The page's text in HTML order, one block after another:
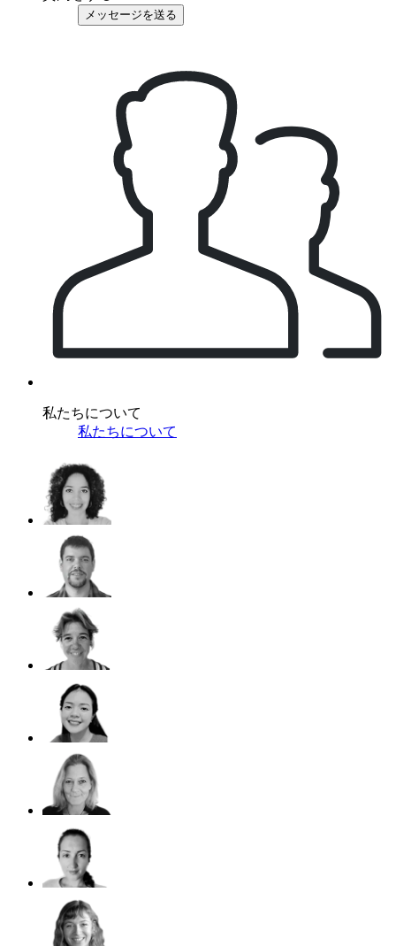
メッセージを送る
私たちについて
私たちについて